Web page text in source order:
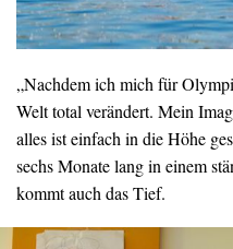
„Nachdem ich mich für
Welt total verändert. Mein
alles ist einfach in die Höhe
sechs Monate lang in einem
kommt auch das Tief.